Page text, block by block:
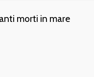
morti in mare